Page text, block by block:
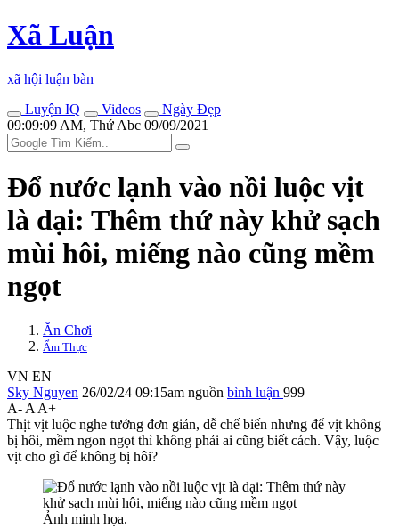
Xã Luận
xã hội luận bàn
Luyện IQ
Videos
Ngày Đẹp
09:09:09 AM, Thứ Abc 09/09/2021
Đổ nước lạnh vào nồi luộc vịt
là dại: Thêm thứ này khử sạch
mùi hôi, miếng nào cũng mềm
ngọt
Ăn Chơi
Ẩm Thực
VN EN
Sky Nguyen 26/02/24 09:15am nguồn bình luận 999
A- A A+
Thịt vịt luộc nghe tưởng đơn giản, dễ chế biến nhưng để vịt không
bị hôi, mềm ngon ngọt thì không phải ai cũng biết cách. Vậy, luộc
vịt cho gì để không bị hôi?
Ảnh minh họa.